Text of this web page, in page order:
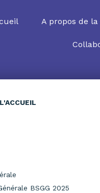
A propos de la
BSGG 2025